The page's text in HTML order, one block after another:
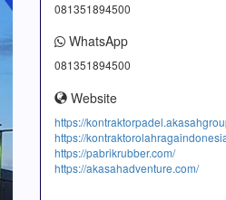
081351894500
WhatsApp
081351894500
Website
https://
https://
https://pabrikrubber.com/
https://akasahadventure.com/